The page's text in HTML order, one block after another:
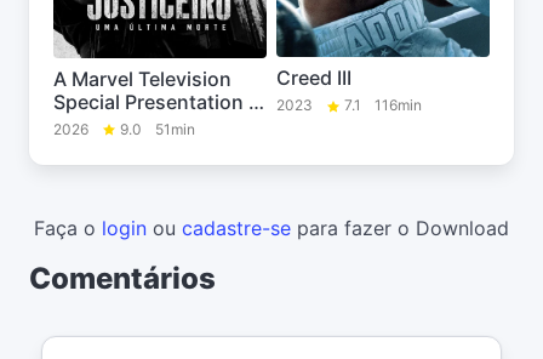
A Marvel Television
Special Presentation -
The Punisher: One
2026 9.0 51min
Creed III
2023 7.1 116min
Faça o login ou cadastre-se para fazer o Download
Comentários